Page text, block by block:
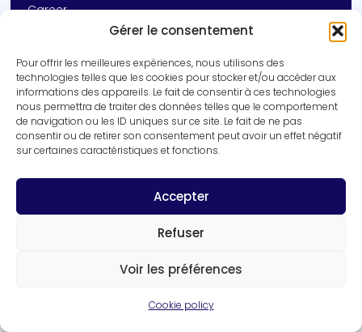
Gérer le consentement
Pour offrir les meilleures expériences, nous utilisons des
technologies telles que les cookies pour stocker et/ou accéder aux
informations des appareils. Le fait de consentir à ces technologies
nous permettra de traiter des données telles que le comportement
de navigation ou les ID uniques sur ce site. Le fait de ne pas
consentir ou de retirer son consentement peut avoir un effet négatif
sur certaines caractéristiques et fonctions.
Accepter
Refuser
Voir les préférences
Cookie policy
Career
Get In Touch
+33 (0)3 20 16 92 14
vincent.prevot@inserm.fr
Inserm UMR-S 1172 | University of Lille
1 rue Michel Polowski, 59045 Lille cedex